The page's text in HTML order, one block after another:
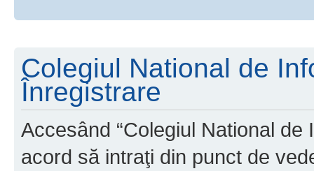
Colegiul National de
Înregistrare
Accesând “Colegiul National de
acord să intraţi din punct de